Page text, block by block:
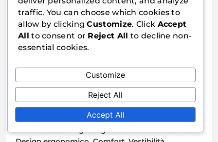
Lama da Tennis Tavolo Veloce: Risposta Rapida,
Gioco Aggressivo, Leggera
Materiali della racchetta da ping pong in legno
composito: miscela di materiali, sensazione unica,
controllo migliorato
Racchetta da Ping Pong con Manico Anatomico:
traffic. You can choose which cookies to
allow by clickingCustomize. Click Accept
All to consent or Reject All to decline non-
essential cookies.
Customize
Reject All
Accept All